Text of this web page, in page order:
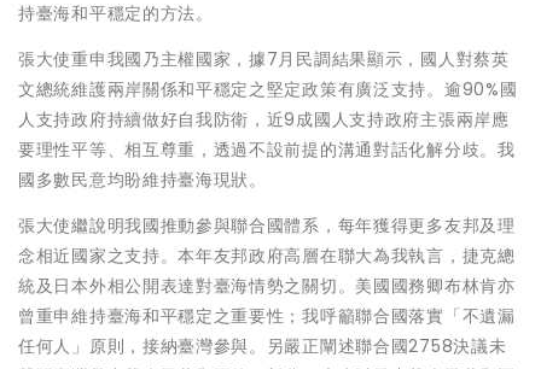
持臺海和平穩定的方法。
張大使重申我國乃主權國家，據7月民調結果顯示，國人對蔡英
文總統維護兩岸關係和平穩定之堅定政策有廣泛支持。逾90%國
人支持政府持續做好自我防衛，近9成國人支持政府主張兩岸應
要理性平等、相互尊重，透過不設前提的溝通對話化解分歧。我
國多數民意均盼維持臺海現狀。
張大使繼說明我國推動參與聯合國體系，每年獲得更多友邦及理
念相近國家之支持。本年友邦政府高層在聯大為我執言，捷克總
統及日本外相公開表達對臺海情勢之關切。美國國務卿布林肯亦
曾重申維持臺海和平穩定之重要性；我呼籲聯合國落實「不遺漏
任何人」原則，接納臺灣參與。另嚴正闡述聯合國2758決議未